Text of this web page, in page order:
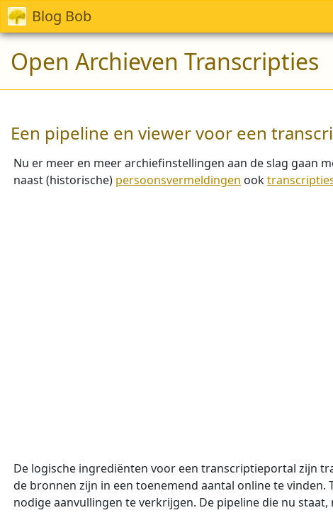
Blog Bob
Open Archieven Transcripties
Een pipeline en viewer voor een
Nu er meer en meer archiefinstellingen aan de slag gaan
naast (historische) persoonsvermeldingen ook
De logische ingrediënten voor een transcriptieportal zijn
de bronnen zijn in een toenemend aantal online te
nodige aanvullingen te verkrijgen. De pipeline die nu